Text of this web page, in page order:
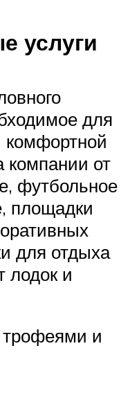
услуги
для
комфортной
компании от
футбольное
площадки
для отдыха
лодок и
трофеями и